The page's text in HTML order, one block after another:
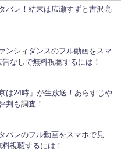
バレ！結末は広瀬すずと吉沢亮
ンシィダンスのフル動画をスマ
なしで無料視聴するには！
は24時」が生放送！あらすじや
判も調査！
バレのフル動画をスマホで見
視聴するには！